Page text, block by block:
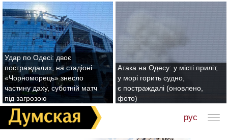
Удар по Одесі: двоє
постраждалих, на стадіоні
«Чорноморець» знесло
частину даху, суботній матч
під загрозою
Атака на Одесу: у місті приліт,
у морі горить судно,
є постраждалі (оновлено,
фото)
рус